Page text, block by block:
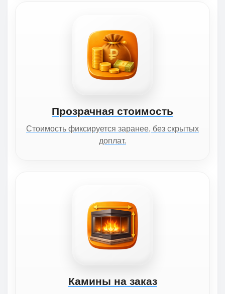
Прозрачная стоимость
Стоимость фиксируется заранее, без скрытых
доплат.
Камины на заказ